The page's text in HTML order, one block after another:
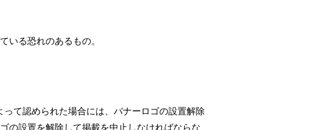
いる恐れのあるもの。
て認められた場合には、バナーロゴの設置解除
の設置を解除して掲載を中止しなければならな